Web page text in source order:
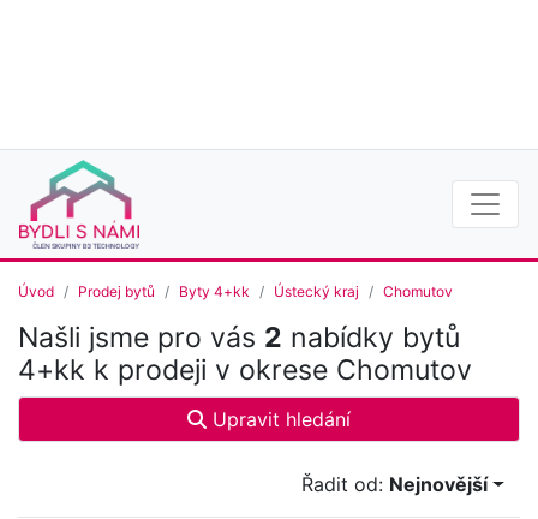
Úvod Prodej bytů Byty 4+kk Ústecký kraj Chomutov
Našli jsme pro vás 2 nabídky bytů
4+kk k prodeji v okrese Chomutov
Upravit hledání
Řadit od: Nejnovější